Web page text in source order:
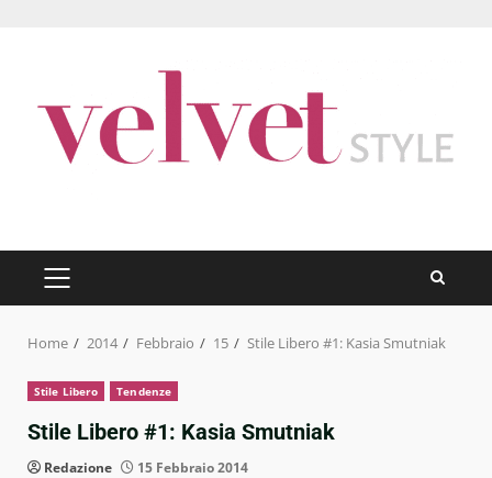
PRIMARY
MENU
Home 2014 Febbraio 15 Stile Libero #1: Kasia Smutniak
Stile Libero Tendenze
Stile Libero #1: Kasia Smutniak
Redazione 15 Febbraio 2014